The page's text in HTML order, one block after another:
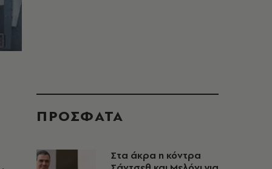
ΠΡΟΣΦΑΤΑ
Στα άκρα η κόντρα